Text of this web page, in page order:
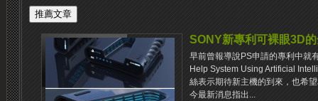
SONY新專利可裸眼3D
早前曾報導說PS申請的專利中就
Help System Using Artificial
絲表示期待新主機的到來，也希
今最新消息指出...